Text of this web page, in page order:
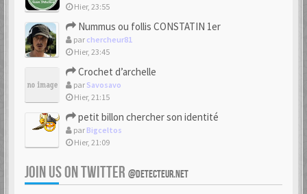
Hier, 23:55
Nummus ou follis CONSTATIN 1er
par chercheur81
Hier, 23:45
Crochet d’archelle
par Savosavo
Hier, 21:15
petit billon chercher son identité
par Bigceltos
Hier, 21:09
JOIN US ON TWITTER @DETECTEUR.NET